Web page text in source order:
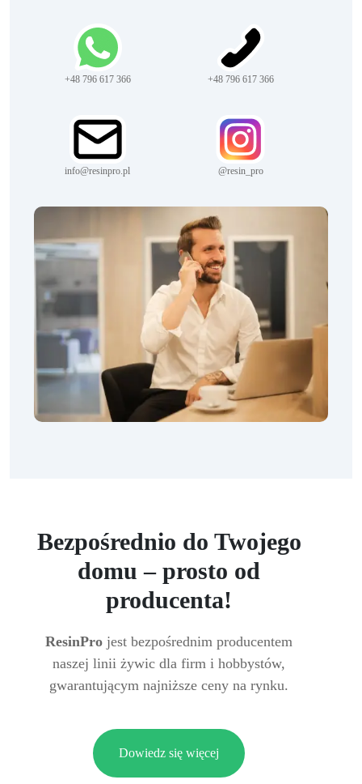
+48 796 617 366 +48 796 617 366
info@resinpro.pl @resin_pro
Bezpośrednio do Twojego
domu – prosto od
producenta!
ResinPro jest bezpośrednim producentem
naszej linii żywic dla firm i hobbystów,
gwarantującym najniższe ceny na rynku.
Dowiedz się więcej